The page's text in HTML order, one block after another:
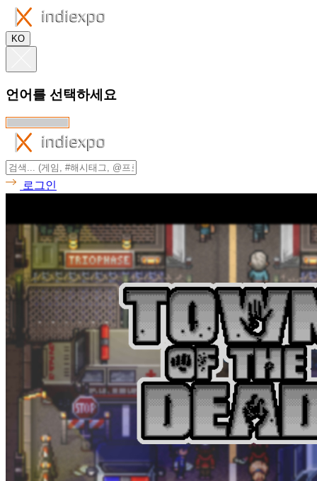
KO
언어를 선택하세요
로그인